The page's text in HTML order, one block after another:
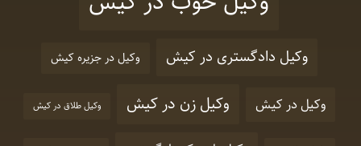
وکیل دادگستری در کیش وکیل در جزیره کیش
وکیل در کیش وکیل زن در کیش وکیل طلاق در کیش